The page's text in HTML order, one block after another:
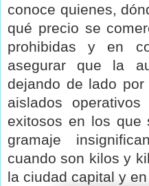
conoce quienes,
qué precio se
prohibidas y en
asegurar que la
dejando de lado
aislados
exitosos en los que
gramaje
cuando son kilos y
la ciudad capital y